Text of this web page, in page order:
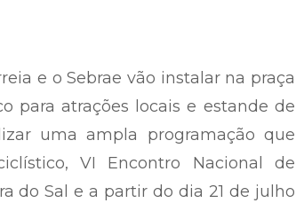
e o Sebrae vão instalar na praça
para atrações locais e estande de
uma ampla programação que
VI Encontro Nacional de
do Sal e a partir do dia 21 de julho